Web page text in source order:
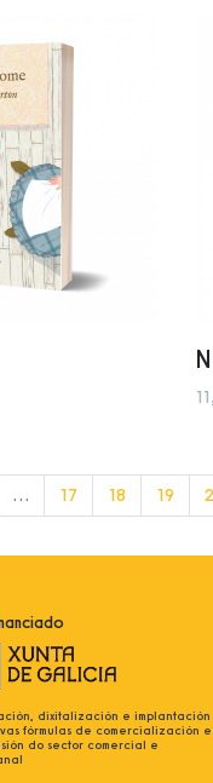
… 17 18 19
dixitalización e implantación
fórmulas de comercialización e
do sector comercial e